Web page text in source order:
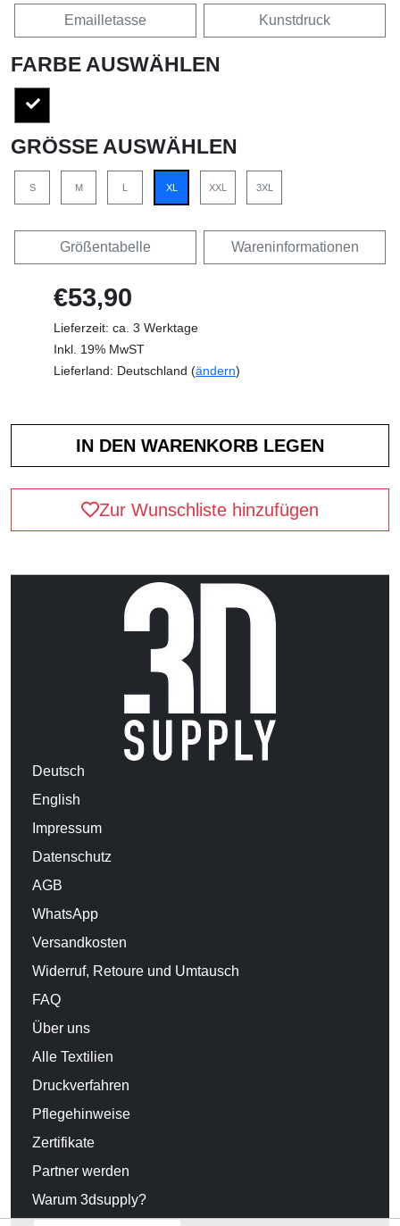
Emailletasse Kunstdruck
FARBE AUSWÄHLEN
GRÖSSE AUSWÄHLEN
S M XL XXL 3XL
Größentabelle Wareninformationen
€53,90
Lieferzeit: ca. 3 Werktage
Inkl. 19% MwST
Lieferland: Deutschland (ändern)
Zur Wunschliste hinzufügen
Deutsch
English
Impressum
Datenschutz
AGB
WhatsApp
Versandkosten
Widerruf, Retoure und Umtausch
FAQ
Über uns
Alle Textilien
Druckverfahren
Pflegehinweise
Zertifikate
Partner werden
Warum 3dsupply?